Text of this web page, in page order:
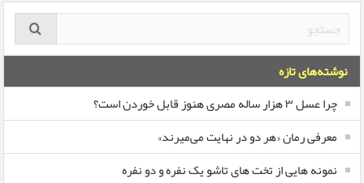
نوشته‌های تازه
چرا عسل ۳ هزار ساله‌ مصری هنوز قابل خوردن است؟
معرفی رمان «هر دو در نهایت می‌میرند»
نمونه هایی از تخت های تاشو یک نفره و دو نفره